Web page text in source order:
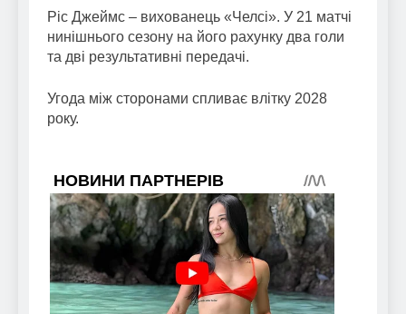
Ріс Джеймс – вихованець «Челсі». У 21 матчі
нинішнього сезону на його рахунку два голи
та дві результативні передачі.
Угода між сторонами спливає влітку 2028
року.